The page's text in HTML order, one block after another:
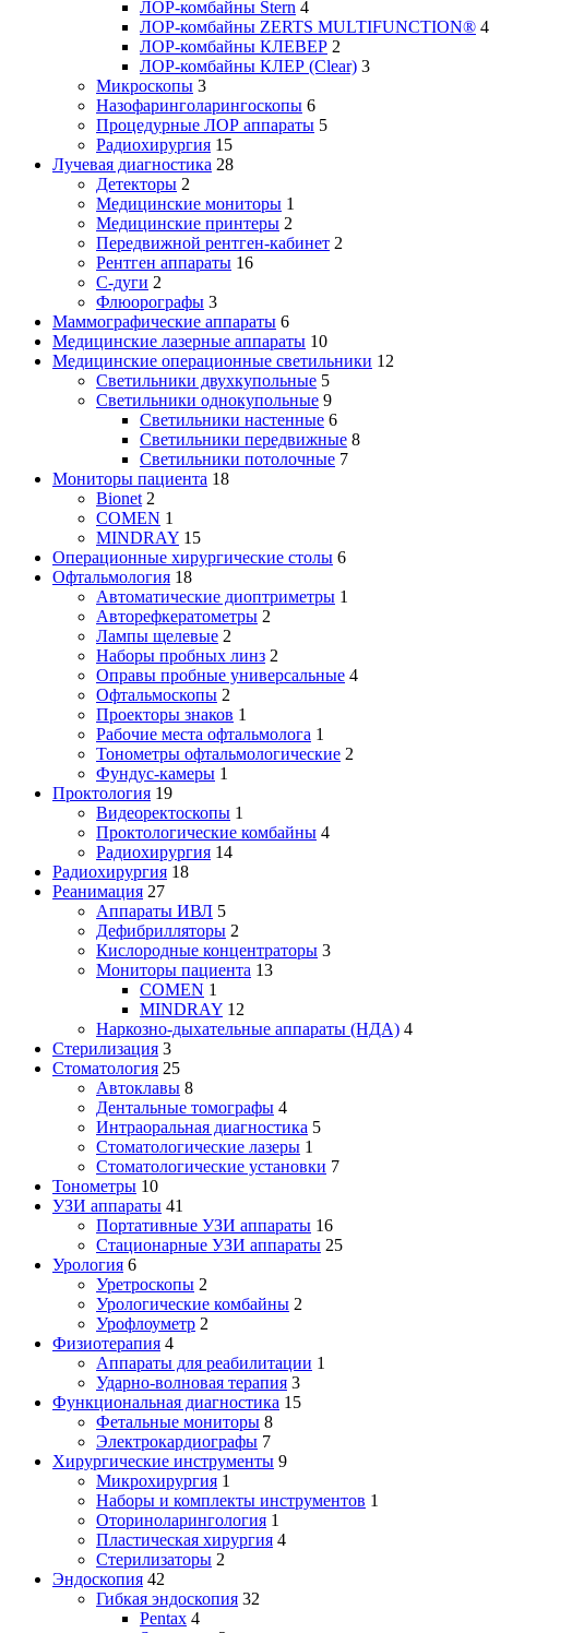
ЛОР-комбайны Stern 4
ЛОР-комбайны ZERTS MULTIFUNCTION® 4
ЛОР-комбайны КЛЕВЕР 2
ЛОР-комбайны КЛЕР (Clear) 3
Микроскопы 3
Назофаринголарингоскопы 6
Процедурные ЛОР аппараты 5
Радиохирургия 15
Лучевая диагностика 28
Детекторы 2
Медицинские мониторы 1
Медицинские принтеры 2
Передвижной рентген-кабинет 2
Рентген аппараты 16
С-дуги 2
Флюорографы 3
Маммографические аппараты 6
Медицинские лазерные аппараты 10
Медицинские операционные светильники 12
Светильники двухкупольные 5
Светильники однокупольные 9
Светильники настенные 6
Светильники передвижные 8
Светильники потолочные 7
Мониторы пациента 18
Bionet 2
COMEN 1
MINDRAY 15
Операционные хирургические столы 6
Офтальмология 18
Автоматические диоптриметры 1
Авторефкератометры 2
Лампы щелевые 2
Наборы пробных линз 2
Оправы пробные универсальные 4
Офтальмоскопы 2
Проекторы знаков 1
Рабочие места офтальмолога 1
Тонометры офтальмологические 2
Фундус-камеры 1
Проктология 19
Видеоректоскопы 1
Проктологические комбайны 4
Радиохирургия 14
Радиохирургия 18
Реанимация 27
Аппараты ИВЛ 5
Дефибрилляторы 2
Кислородные концентраторы 3
Мониторы пациента 13
COMEN 1
MINDRAY 12
Наркозно-дыхательные аппараты (НДА) 4
Стерилизация 3
Стоматология 25
Автоклавы 8
Дентальные томографы 4
Интраоральная диагностика 5
Стоматологические лазеры 1
Стоматологические установки 7
Тонометры 10
УЗИ аппараты 41
Портативные УЗИ аппараты 16
Стационарные УЗИ аппараты 25
Урология 6
Уретроскопы 2
Урологические комбайны 2
Урофлоуметр 2
Физиотерапия 4
Аппараты для реабилитации 1
Ударно-волновая терапия 3
Функциональная диагностика 15
Фетальные мониторы 8
Электрокардиографы 7
Хирургические инструменты 9
Микрохирургия 1
Наборы и комплекты инструментов 1
Оториноларингология 1
Пластическая хирургия 4
Стерилизаторы 2
Эндоскопия 42
Гибкая эндоскопия 32
Pentax 4